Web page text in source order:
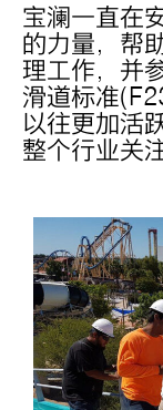
宝澜一直在
的力量，帮
理工作，并
滑道标准
以往更加活
整个行业关